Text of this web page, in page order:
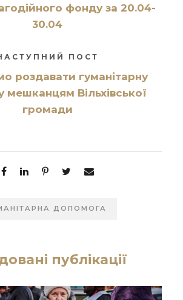
фонду за 20.04-
30.04
ПОСТ
роздавати гуманітарну
мешканцям Вільхівської
громади
ДОПОМОГА
публікації